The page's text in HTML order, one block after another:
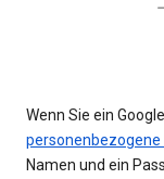
Wenn Sie ein
personenbezogene
Namen und ein